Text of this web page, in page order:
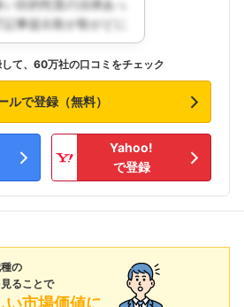
して、60万社の口コミをチェック
ルで登録（無料）
Yahoo!
で登録
の
ることで
い市場価値に